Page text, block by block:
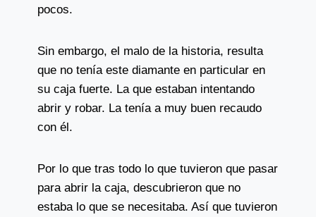
pocos.
Sin embargo, el malo de la historia, resulta
que no tenía este diamante en particular en
su caja fuerte. La que estaban intentando
abrir y robar. La tenía a muy buen recaudo
con él.
Por lo que tras todo lo que tuvieron que pasar
para abrir la caja, descubrieron que no
estaba lo que se necesitaba. Así que tuvieron